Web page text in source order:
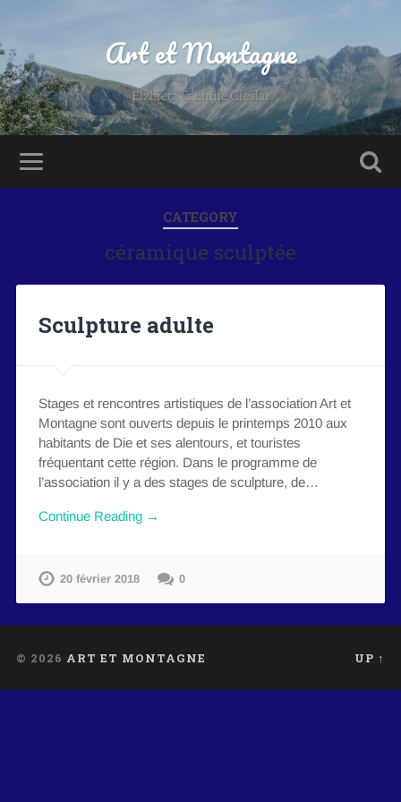
Art et Montagne
Elzbieta & Emile Cieslar
CATEGORY
céramique sculptée
Sculpture adulte
Stages et rencontres artistiques de l’association Art et
Montagne sont ouverts depuis le printemps 2010 aux
habitants de Die et ses alentours, et touristes
fréquentant cette région. Dans le programme de
l’association il y a des stages de sculpture, de…
Continue Reading →
20 février 2018 0
© 2026 ART ET MONTAGNE UP ↑